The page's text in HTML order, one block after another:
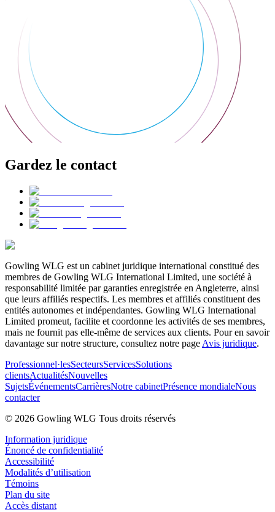
Gardez le contact
Gowling WLG est un cabinet juridique international constitué des
membres de Gowling WLG International Limited, une société à
responsabilité limitée par garanties enregistrée en Angleterre, ainsi
que leurs affiliés respectifs. Les membres et affiliés constituent des
entités autonomes et indépendantes. Gowling WLG International
Limited promeut, facilite et coordonne les activités de ses membres,
mais ne fournit pas elle-même de services aux clients. Pour en savoir
davantage sur notre structure, consultez notre page Avis juridique.
Professionnel·lesSecteursServicesSolutions
clientsActualitésNouvelles
SujetsÉvénementsCarrièresNotre cabinetPrésence mondialeNous
contacter
© 2026 Gowling WLG Tous droits réservés
Information juridique
Énoncé de confidentialité
Accessibilité
Modalités d’utilisation
Témoins
Plan du site
Accès distant